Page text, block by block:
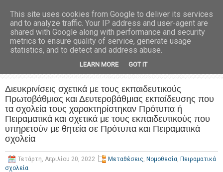
Διευκρινίσεις σχετικά με τους εκπαιδευτικούς
Πρωτοβάθμιας και Δευτεροβάθμιας εκπαίδευσης που
τα σχολεία τους χαρακτηρίστηκαν Πρότυπα ή
Πειραματικά και σχετικά με τους εκπαιδευτικούς που
υπηρετούν με θητεία σε Πρότυπα και Πειραματικά
σχολεία
Τετάρτη, Απριλίου 20, 2022 Μεταθέσεις, Νομοθεσία, Πειραματικά
σχολεία
This site uses cookies from Google to deliver its services
and to analyze traffic. Your IP address and user-agent are
shared with Google along with performance and security
metrics to ensure quality of service, generate usage
statistics, and to detect and address abuse.
LEARN MORE GOT IT